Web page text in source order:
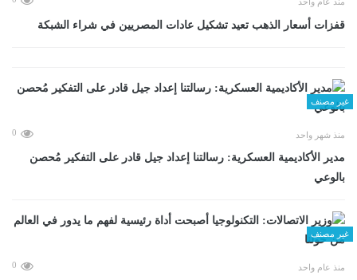
قفزات أسعار الذهب تعيد تشكيل عادات المصريين في شراء الشبكة
غير مصنف
منذ شهر واحد 0
مدير الأكاديمية العسكرية: رسالتنا إعداد جيل قادر على التفكير مُحصن
بالوعي
غير مصنف
منذ عام واحد 0